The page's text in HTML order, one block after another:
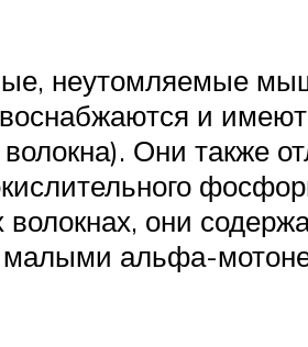
неутомляемые
и
Они также
они
альфа-